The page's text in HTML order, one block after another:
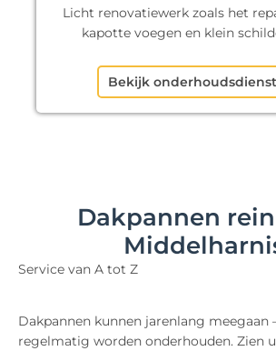
Licht renovatiewerk zoals het
kapotte voegen en klein
Bekijk
Dakpannen
Service van A tot Z
Dakpannen kunnen jarenlang meegaan
regelmatig worden onderhouden. Zien